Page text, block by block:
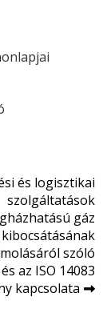
és logisztikai
szolgáltatások
gáz
kibocsátásának
szóló
az ISO 14083
kapcsolata